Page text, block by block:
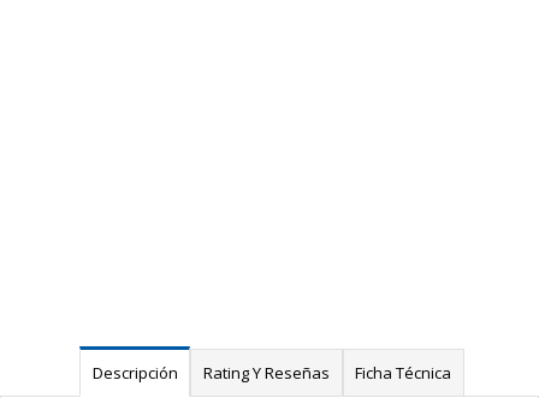
Descripción Rating Y Reseñas Ficha Técnica